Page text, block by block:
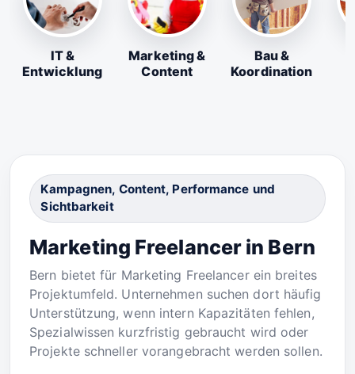
IT &
Entwicklung
Marketing &
Content
Bau &
Koordination
Kampagnen, Content, Performance und
Sichtbarkeit
Marketing Freelancer in Bern
Bern bietet für Marketing Freelancer ein breites
Projektumfeld. Unternehmen suchen dort häufig
Unterstützung, wenn intern Kapazitäten fehlen,
Spezialwissen kurzfristig gebraucht wird oder
Projekte schneller vorangebracht werden sollen.